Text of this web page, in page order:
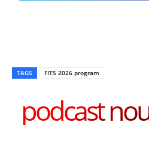
TAGS FITS 2026 program
podcast